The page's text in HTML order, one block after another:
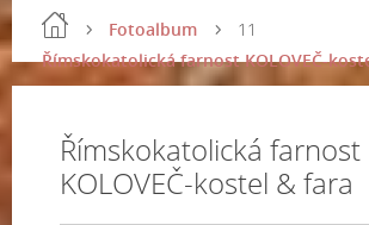
Fotoalbum
Římskokatolická farnost KOLOVEČ-
11
Římskokatolická farnost
KOLOVEČ-kostel & fara